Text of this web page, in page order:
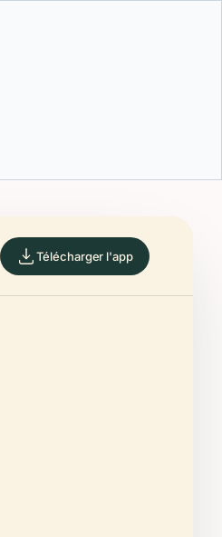
Télécharger l'app